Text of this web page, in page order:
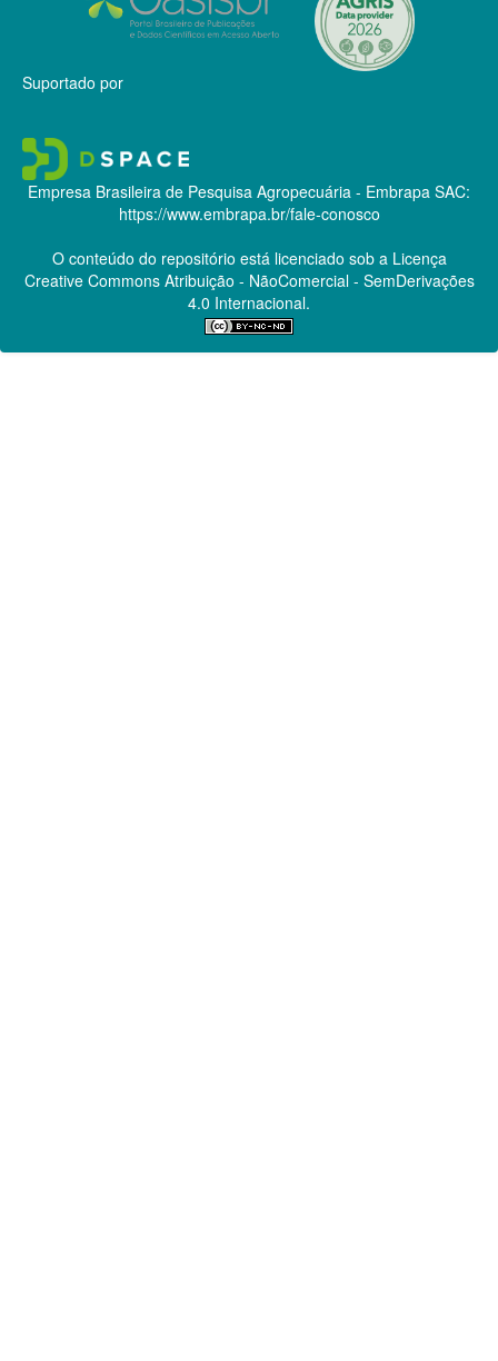
Suportado por
Empresa Brasileira de Pesquisa Agropecuária - Embrapa SAC:
https://www.embrapa.br/fale-conosco
O conteúdo do repositório está licenciado sob a Licença
Creative CommonsAtribuição - NãoComercial - SemDerivações
4.0 Internacional.